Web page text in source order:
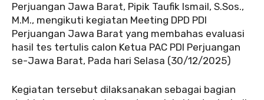
Perjuangan Jawa Barat, Pipik Taufik Ismail, S.Sos.,
M.M., mengikuti kegiatan Meeting DPD PDI
Perjuangan Jawa Barat yang membahas evaluasi
hasil tes tertulis calon Ketua PAC PDI Perjuangan
se-Jawa Barat, Pada hari Selasa (30/12/2025)
Kegiatan tersebut dilaksanakan sebagai bagian